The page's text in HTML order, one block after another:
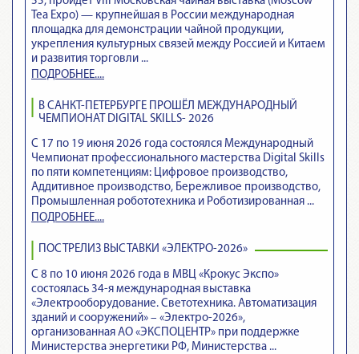
Tea Expo) — крупнейшая в России международная
площадка для демонстрации чайной продукции,
укрепления культурных связей между Россией и Китаем
и развития торговли ...
ПОДРОБНЕЕ....
В САНКТ-ПЕТЕРБУРГЕ ПРОШЁЛ МЕЖДУНАРОДНЫЙ
ЧЕМПИОНАТ DIGITAL SKILLS- 2026
С 17 по 19 июня 2026 года состоялся Международный
Чемпионат профессионального мастерства Digital Skills
по пяти компетенциям: Цифровое производство,
Аддитивное производство, Бережливое производство,
Промышленная робототехника и Роботизированная ...
ПОДРОБНЕЕ....
ПОСТРЕЛИЗ ВЫСТАВКИ «ЭЛЕКТРО-2026»
С 8 по 10 июня 2026 года в МВЦ «Крокус Экспо»
состоялась 34-я международная выставка
«Электрооборудование. Светотехника. Автоматизация
зданий и сооружений» – «Электро-2026»,
организованная АО «ЭКСПОЦЕНТР» при поддержке
Министерства энергетики РФ, Министерства ...